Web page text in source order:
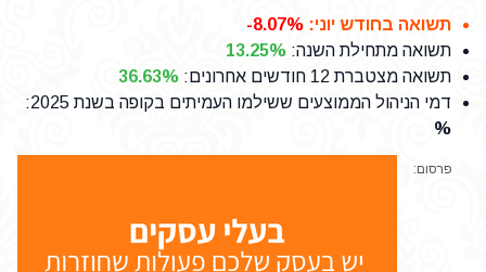
תשואה בחודש יוני:
-8.07%
תשואה מתחילת השנה:
13.25%
תשואה מצטברת 12 חודשים אחרונים
:
36.63%
דמי הניהול הממוצעים ששילמו העמיתים בקופה בשנת 2025
:
%
פרסום: